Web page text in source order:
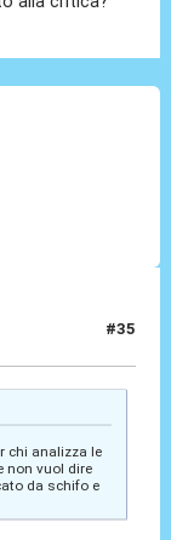
#35
chi analizza le
non vuol dire
da schifo e